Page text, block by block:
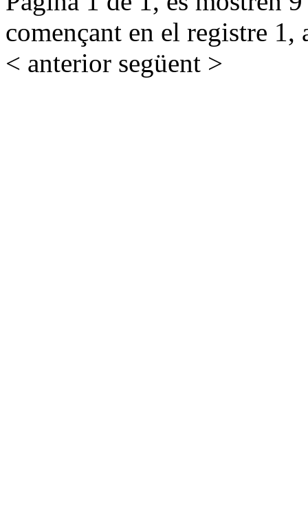
començant en el registre 1,
< anterior següent >